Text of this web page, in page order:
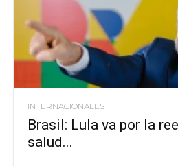
INTERNACIONALES
Brasil: Lula va por la
salud...